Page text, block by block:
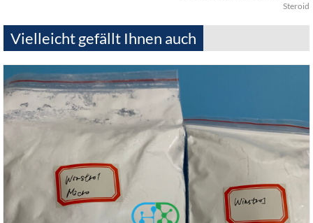
Steroid
Vielleicht gefällt Ihnen auch